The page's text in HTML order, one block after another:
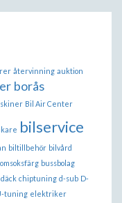
återvinning auktion
borås
Bil Air Center
bilservice
biltillbehör bilvård
bussbolag
chiptuning d-sub D-
tuning elektriker